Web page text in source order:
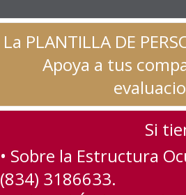
La PLANTILLA DE
Apoya a tus
Si
• Sobre la Estructura
(834) 3186633.